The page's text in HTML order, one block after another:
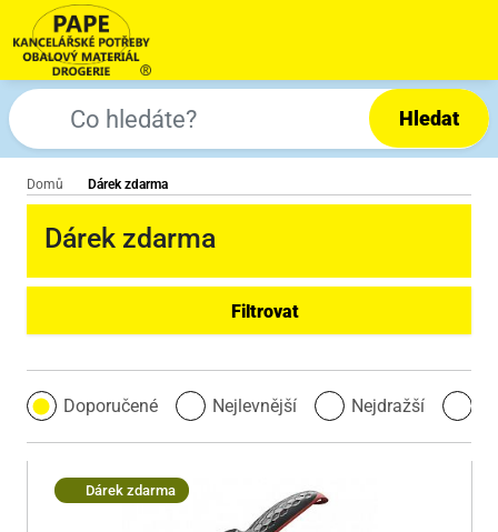
Hledat
Domů Dárek zdarma
Dárek zdarma
Filtrovat
Doporučené Nejlevnější Nejdražší
Dárek zdarma